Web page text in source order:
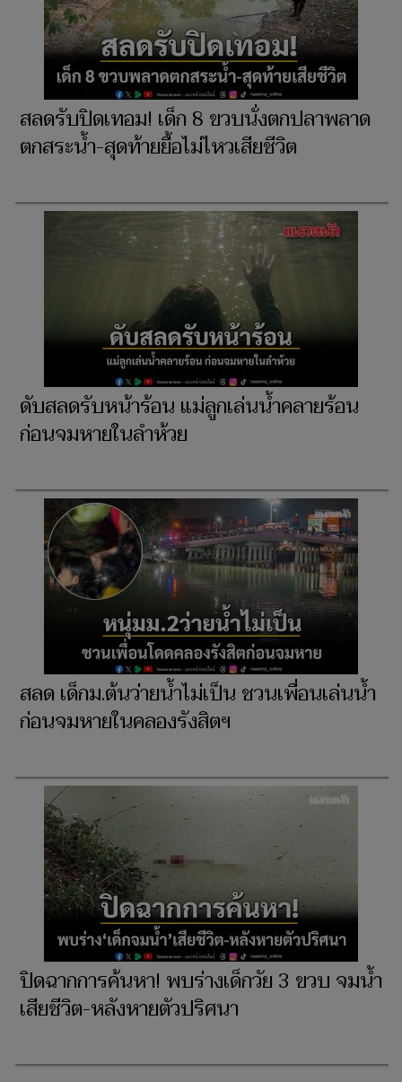
สลดรับปิดเทอม! เด็ก 8 ขวบนั่งตกปลาพลาด
ตกสระน้ำ-สุดท้ายยื้อไม่ไหวเสียชีวิต
ดับสลดรับหน้าร้อน แม่ลูกเล่นน้ำคลายร้อน
ก่อนจมหายในลำห้วย
สลด เด็กม.ต้นว่ายน้ำไม่เป็น ชวนเพื่อนเล่นน้ำ
ก่อนจมหายในคลองรังสิตฯ
ปิดฉากการค้นหา! พบร่างเด็กวัย 3 ขวบ จมน้ำ
เสียชีวิต-หลังหายตัวปริศนา